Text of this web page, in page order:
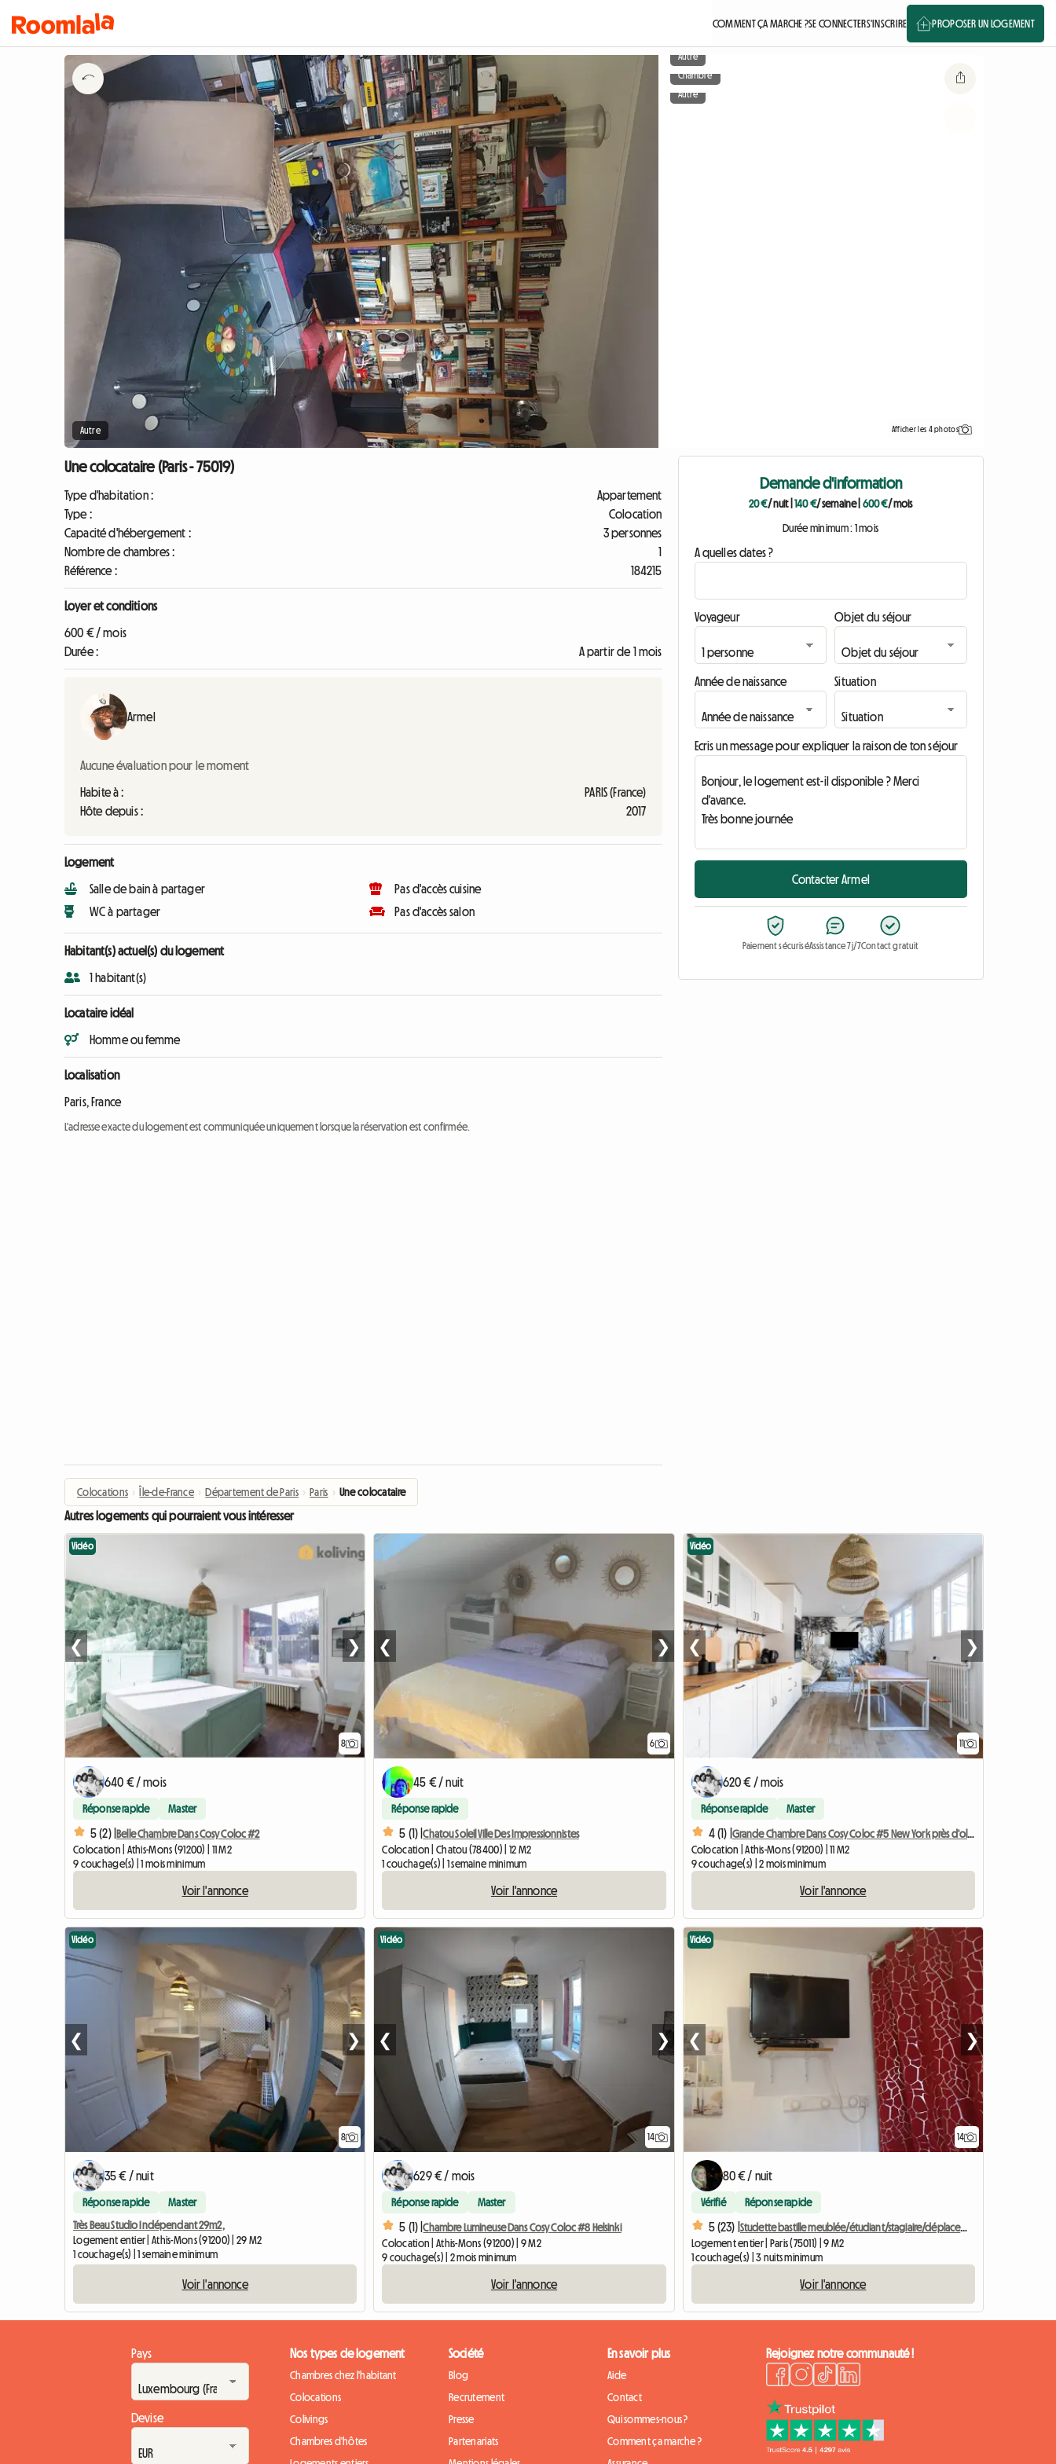
COMMENT ÇA MARCHE ?SE CONNECTERS'INSCRIRE PROPOSER UN LOGEMENT
Autre
Autre
Chambre
Autre
Afficher les 4 photos
Une colocataire (Paris - 75019)
Type d'habitation :
Appartement
Type :
Colocation
Capacité d'hébergement :
3 personnes
Nombre de chambres :
1
Référence :
184215
Loyer et conditions
600 € / mois
Durée :
A partir de 1 mois
Armel
Aucune évaluation pour le moment
Habite à :
PARIS (France)
Hôte depuis :
2017
Logement
Salle de bain à partager
WC à partager
Pas d'accès cuisine
Pas d'accès salon
Habitant(s) actuel(s) du logement
1 habitant(s)
Locataire idéal
Homme ou femme
Localisation
Paris, France
L'adresse exacte du logement est communiquée uniquement lorsque la réservation est confirmée.
Demande d'information
20 €/ nuit|140 €/ semaine| 600 €/ mois
Durée minimum : 1 mois
A quelles dates ?
Voyageur Objet du séjour
Année de naissance Situation
Ecris un message pour expliquer la raison de ton séjour
Contacter Armel
Paiement sécuriséAssistance 7j/7Contact gratuit
Colocations › Île-de-France › Département de Paris › Paris › Une colocataire
Autres logements qui pourraient vous intéresser
8
Vidéo
❮ ❯
640 € / mois
Réponse rapide Master
5 (2) |Belle Chambre Dans Cosy Coloc #2
Colocation | Athis-Mons (91200) | 11 M2
9 couchage(s) | 1 mois minimum
Voir l'annonce
6
❮ ❯
45 € / nuit
Réponse rapide
5 (1) |Chatou Soleil Ville Des Impressionnistes
Colocation | Chatou (78400) | 12 M2
1 couchage(s) | 1 semaine minimum
Voir l'annonce
11
Vidéo
❮ ❯
620 € / mois
Réponse rapide Master
4 (1) |
Grande Chambre Dans Cosy Coloc #5 New York près d'olry
Colocation | Athis-Mons (91200) | 11 M2
9 couchage(s) | 2 mois minimum
Voir l'annonce
8
Vidéo
❮ ❯
35 € / nuit
Réponse rapide Master
Très Beau Studio Indépendant 29m2,
Logement entier | Athis-Mons (91200) | 29 M2
1 couchage(s) | 1 semaine minimum
Voir l'annonce
14
Vidéo
❮ ❯
629 € / mois
Réponse rapide Master
5 (1) |Chambre Lumineuse Dans Cosy Coloc #8 Helsinki
Colocation | Athis-Mons (91200) | 9 M2
9 couchage(s) | 2 mois minimum
Voir l'annonce
14
Vidéo
❮ ❯
80 € / nuit
Vérifié Réponse rapide
5 (23) |
Studette bastille meublée/étudiant/stagiaire/déplacement pro
Logement entier | Paris (75011) | 9 M2
1 couchage(s) | 3 nuits minimum
Voir l'annonce
Pays
Devise
Nos types de logement
Chambres chez l'habitant
Colocations
Colivings
Chambres d'hôtes
Société
Blog
Recrutement
Presse
Partenariats
En savoir plus
Aide
Contact
Qui sommes-nous ?
Comment ça marche ?
Rejoignez notre communauté !